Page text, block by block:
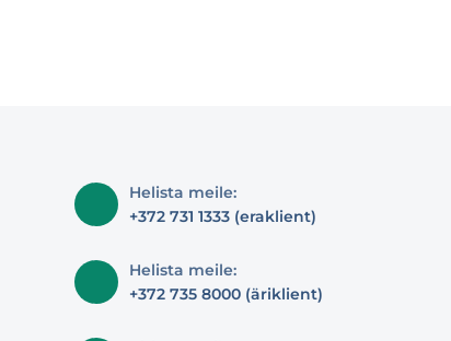
Helista meile:
+372 731 1333 (eraklient)
Helista meile:
+372 735 8000 (äriklient)